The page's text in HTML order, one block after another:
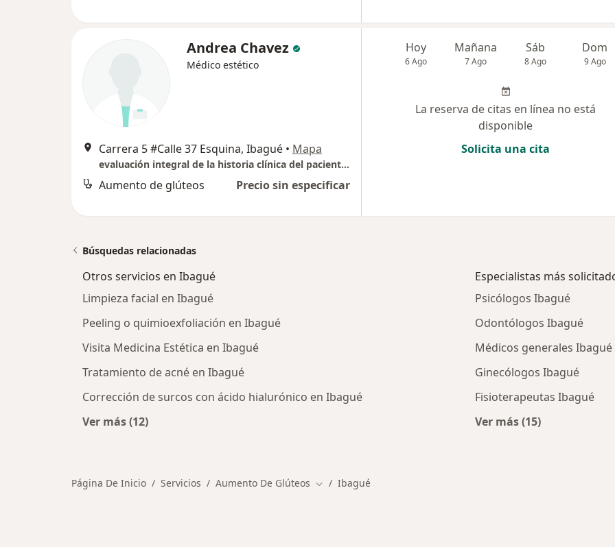
Andrea Chavez
Médico estético
Carrera 5 #Calle 37 Esquina, Ibagué • Mapa
evaluación integral de la historia clínica del paciente (sus quejas o síntomas) y del examen físico,
Aumento de glúteos Precio sin especificar
Hoy
6 Ago
Mañana
7 Ago
Sáb
8 Ago
Dom
9 Ago
La reserva de citas en línea no está
disponible
Solicita una cita
Búsquedas relacionadas
Otros servicios en Ibagué
Limpieza facial en Ibagué
Peeling o quimioexfoliación en Ibagué
Visita Medicina Estética en Ibagué
Tratamiento de acné en Ibagué
Corrección de surcos con ácido hialurónico en Ibagué
Ver más (12)
Especialistas más
Psicólogos Ibagué
Odontólogos Ibagué
Médicos generales Ibagué
Ginecólogos Ibagué
Fisioterapeutas Ibagué
Ver más (15)
Página De Inicio Servicios Aumento De Glúteos Cambiar de ciudad
Ibagué